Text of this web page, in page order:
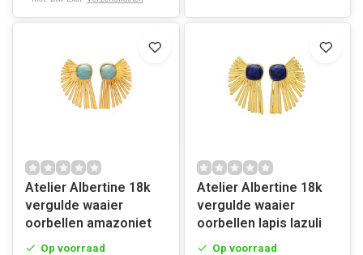
Atelier Albertine 18k
vergulde waaier
oorbellen amazoniet
Op voorraad
Atelier Albertine 18k
vergulde waaier
oorbellen lapis lazuli
Op voorraad